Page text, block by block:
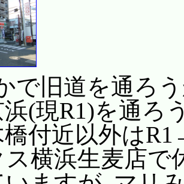
で旧道を通ろ
浜(現R1)を通
橋付近以外は
横浜生麦店で